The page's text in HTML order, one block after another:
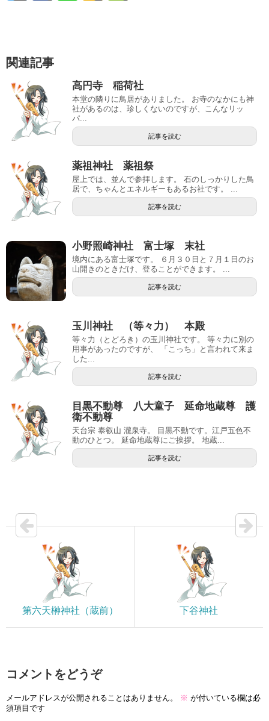
関連記事
高円寺 稲荷社
本堂の隣りに鳥居がありました。 お寺のなかにも神
社があるのは、珍しくないのですが、こんなリッ
パ...
記事を読む
薬祖神社 薬祖祭
屋上では、並んで参拝します。 石のしっかりした鳥
居で、ちゃんとエネルギーもあるお社です。 ...
記事を読む
小野照崎神社 富士塚 末社
境内にある富士塚です。 ６月３０日と７月１日のお
山開きのときだけ、登ることができます。 ...
記事を読む
玉川神社 （等々力） 本殿
等々力（とどろき）の玉川神社です。 等々力に別の
用事があったのですが、 「こっち」と言われて来ま
した...
記事を読む
目黒不動尊 八大童子 延命地蔵尊 護
衛不動尊
天台宗 泰叡山 瀧泉寺。 目黒不動です。江戸五色不
動のひとつ。 延命地蔵尊にご挨拶。 地蔵...
記事を読む
第六天榊神社（蔵前） 下谷神社
コメントをどうぞ
メールアドレスが公開されることはありません。 ※ が付いている欄は必
須項目です